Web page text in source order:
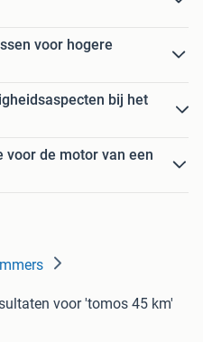
voor hogere
bij het
voor de motor van een
voor 'tomos 45 km'